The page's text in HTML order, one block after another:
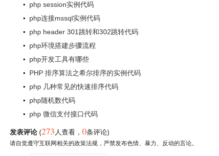
php session实例代码
php连接mssql实例代码
php header 301跳转和302跳转代码
php环境搭建步骤流程
php开发工具有哪些
PHP 排序算法之希尔排序的实例代码
php 几种常见的快速排序代码
php随机数代码
php 微信支付接口代码
发表评论 (273 人查看 ， 0条评论)
请自觉遵守互联网相关的政策法规，严禁发布色情、暴力、反动的言论。